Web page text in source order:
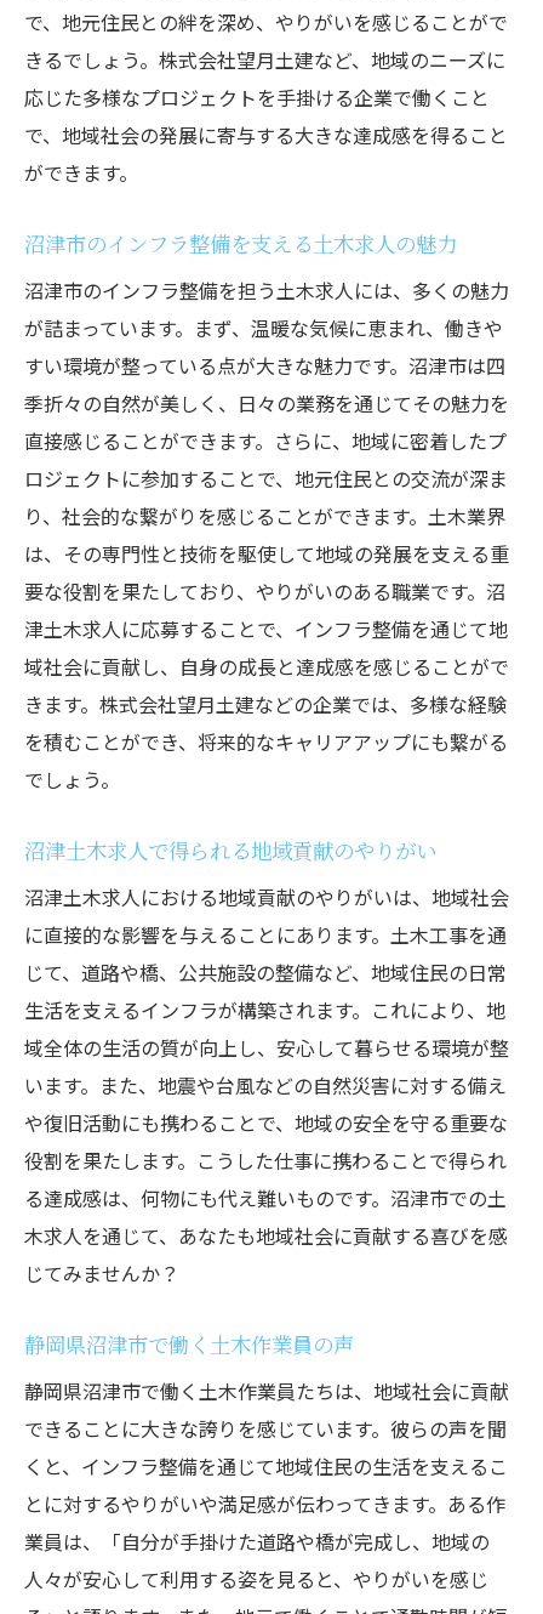
土木作業を通じた仲間との絆
日常生活に役立つインフラ整備のやりがい
地域イベントでの活躍と評価
地域の未来を築く土木作業の重要性
沼津土木求人で多様なプロジェクトに参加しよ
大型プロジェクトの魅力と挑戦
地域特有の土木工事の事例紹介
多様なプロジェクトで得られる経験
プロジェクトごとの役割と責任
成功事例から学ぶプロジェクト運営
地域を支えるために今沼津土木求人に応募しよ
う
応募前に知っておきたいポイント
求人情報の探し方と応募の流れ
面接でアピールすべきポイント
採用後の研修とサポート体制
で、地元住民との絆を深め、やりがいを感じることがで
きるでしょう。株式会社望月土建など、地域のニーズに
応じた多様なプロジェクトを手掛ける企業で働くこと
で、地域社会の発展に寄与する大きな達成感を得ること
ができます。
沼津市のインフラ整備を支える土木求人の魅力
沼津市のインフラ整備を担う土木求人には、多くの魅力
が詰まっています。まず、温暖な気候に恵まれ、働きや
すい環境が整っている点が大きな魅力です。沼津市は四
季折々の自然が美しく、日々の業務を通じてその魅力を
直接感じることができます。さらに、地域に密着したプ
ロジェクトに参加することで、地元住民との交流が深ま
り、社会的な繋がりを感じることができます。土木業界
は、その専門性と技術を駆使して地域の発展を支える重
要な役割を果たしており、やりがいのある職業です。沼
津土木求人に応募することで、インフラ整備を通じて地
域社会に貢献し、自身の成長と達成感を感じることがで
きます。株式会社望月土建などの企業では、多様な経験
を積むことができ、将来的なキャリアアップにも繋がる
でしょう。
沼津土木求人で得られる地域貢献のやりがい
沼津土木求人における地域貢献のやりがいは、地域社会
に直接的な影響を与えることにあります。土木工事を通
じて、道路や橋、公共施設の整備など、地域住民の日常
生活を支えるインフラが構築されます。これにより、地
域全体の生活の質が向上し、安心して暮らせる環境が整
います。また、地震や台風などの自然災害に対する備え
や復旧活動にも携わることで、地域の安全を守る重要な
役割を果たします。こうした仕事に携わることで得られ
る達成感は、何物にも代え難いものです。沼津市での土
木求人を通じて、あなたも地域社会に貢献する喜びを感
じてみませんか？
静岡県沼津市で働く土木作業員の声
静岡県沼津市で働く土木作業員たちは、地域社会に貢献
できることに大きな誇りを感じています。彼らの声を聞
くと、インフラ整備を通じて地域住民の生活を支えるこ
とに対するやりがいや満足感が伝わってきます。ある作
業員は、「自分が手掛けた道路や橋が完成し、地域の
人々が安心して利用する姿を見ると、やりがいを感じ